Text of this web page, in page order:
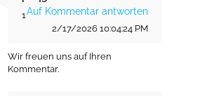
Auf Kommentar antworten
1
2/17/2026 10:04:24 PM
Wir freuen uns auf Ihren
Kommentar.